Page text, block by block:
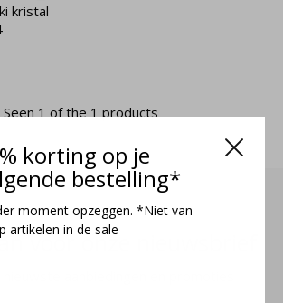
korting op je
bestelling*
moment opzeggen. *Niet van
artikelen in de sale
kristal
Seen 1 of the 1 products
voor onze nieuwsbrief